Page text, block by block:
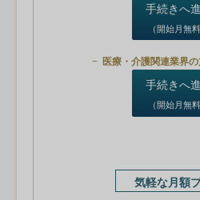
手続きへ
（開始月無料
医療・介護関連業界
手続きへ
（開始月無料
気軽な月額